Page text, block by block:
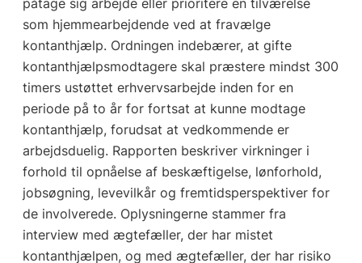
som hjemmearbejdende ved at fravælge
kontanthjælp. Ordningen indebærer, at gifte
kontanthjælpsmodtagere skal præstere mindst 300
timers ustøttet erhvervsarbejde inden for en
periode på to år for fortsat at kunne modtage
kontanthjælp, forudsat at vedkommende er
arbejdsduelig. Rapporten beskriver virkninger i
forhold til opnåelse af beskæftigelse, lønforhold,
jobsøgning, levevilkår og fremtidsperspektiver for
de involverede. Oplysningerne stammer fra
interview med ægtefæller, der har mistet
kontanthjælpen, og med ægtefæller, der har risiko